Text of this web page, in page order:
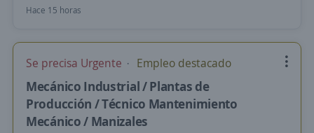
Hace 15 horas
Se precisa Urgente Empleo destacado
Mecánico Industrial / Plantas de
Producción / Técnico Mantenimiento
Mecánico / Manizales